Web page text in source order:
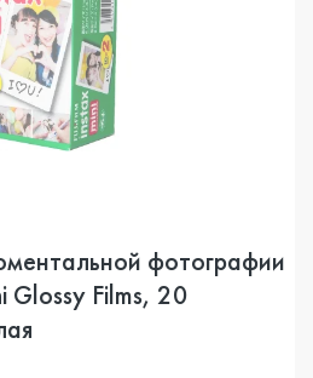
фотографии
Glossy Films, 20